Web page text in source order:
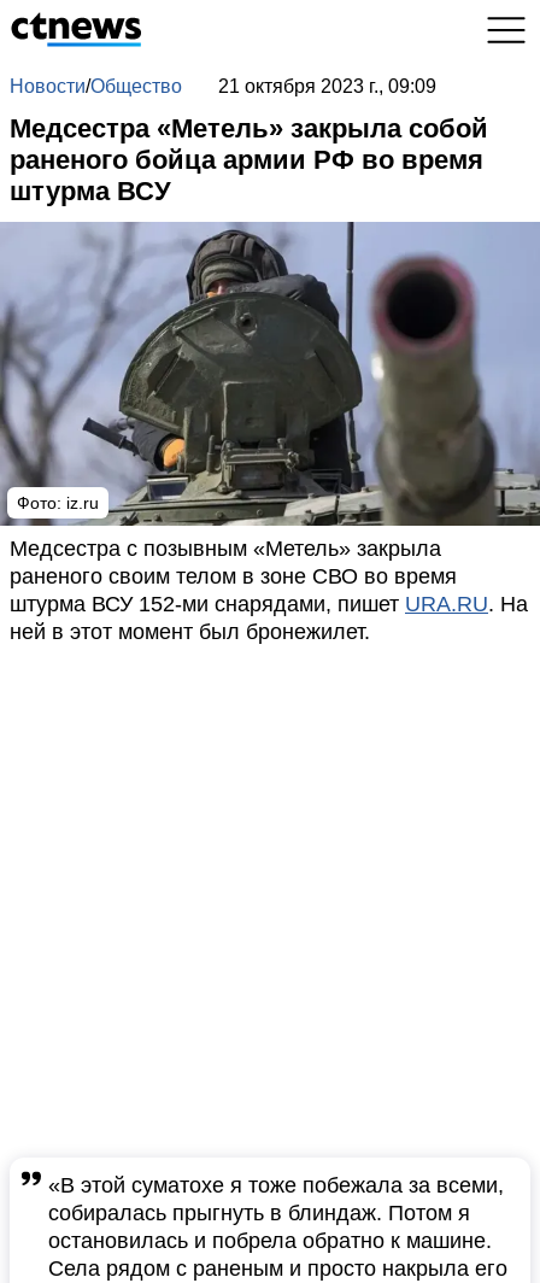
Новости/Общество 21 октября 2023 г., 09:09
Медсестра «Метель» закрыла собой
раненого бойца армии РФ во время
штурма ВСУ
Фото: iz.ru
Медсестра с позывным «Метель» закрыла
раненого своим телом в зоне СВО во время
штурма ВСУ 152-ми снарядами, пишет URA.RU. На
ней в этот момент был бронежилет.
«В этой суматохе я тоже побежала за всеми,
собиралась прыгнуть в блиндаж. Потом я
остановилась и побрела обратно к машине.
Села рядом с раненым и просто накрыла его